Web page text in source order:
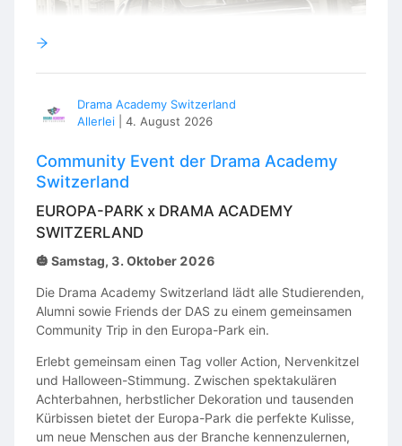
Drama Academy Switzerland
Allerlei
4. August 2026
Community Event der Drama Academy
Switzerland
EUROPA-PARK x DRAMA ACADEMY
SWITZERLAND
🎃 Samstag, 3. Oktober 2026
Die Drama Academy Switzerland lädt alle Studierenden,
Alumni sowie Friends der DAS zu einem gemeinsamen
Community Trip in den Europa-Park ein.
Erlebt gemeinsam einen Tag voller Action, Nervenkitzel
und Halloween-Stimmung. Zwischen spektakulären
Achterbahnen, herbstlicher Dekoration und tausenden
Kürbissen bietet der Europa-Park die perfekte Kulisse,
um neue Menschen aus der Branche kennenzulernen,